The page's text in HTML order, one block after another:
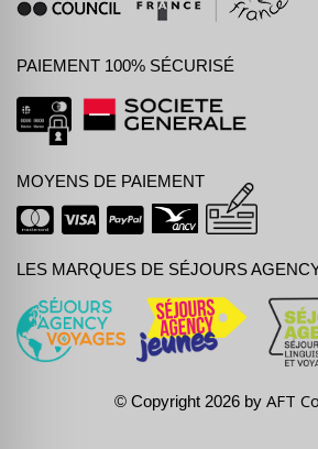
PAIEMENT 100% SÉCURISÉ
MOYENS DE PAIEMENT
LES MARQUES DE SÉJOURS
© Copyright 2026 by AFT